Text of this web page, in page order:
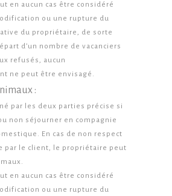
en aucun cas être considéré
ou une rupture du
du propriétaire, de sorte
d’un nombre de vacanciers
refusés, aucun
ne peut être envisagé.
:
par les deux parties précise si
non séjourner en compagnie
En cas de non respect
par le client, le propriétaire peut
en aucun cas être considéré
ou une rupture du